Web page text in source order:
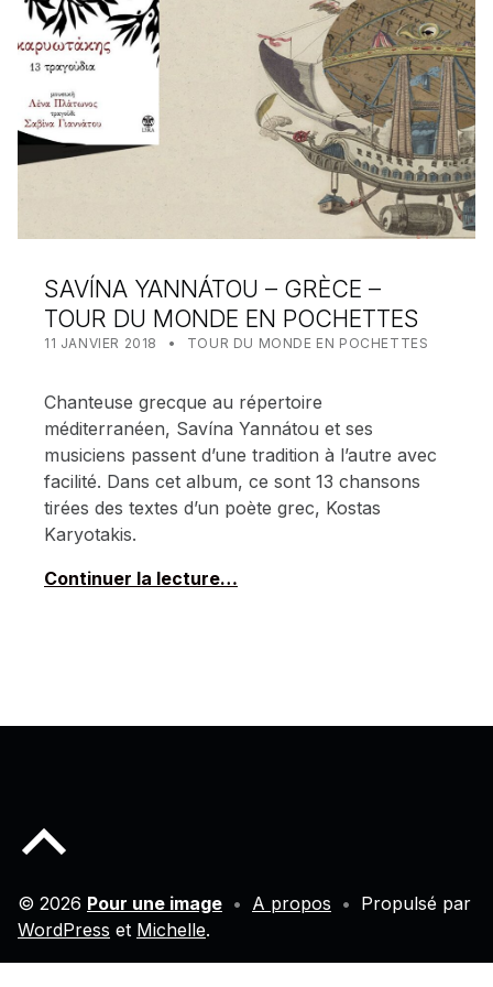
SAVÍNA YANNÁTOU – GRÈCE –
TOUR DU MONDE EN POCHETTES
POSTED ON:
11 JANVIER 2018 WRITTEN BY:
MEALIN
CATEGORIZED IN:
TOUR DU MONDE EN POCHETTES
Chanteuse grecque au répertoire
méditerranéen, Savína Yannátou et ses
musiciens passent d’une tradition à l’autre avec
facilité. Dans cet album, ce sont 13 chansons
tirées des textes d’un poète grec, Kostas
Karyotakis.
Continuer la lecture…
© 2026 Pour une image • A propos • Propulsé par
WordPress et Michelle.